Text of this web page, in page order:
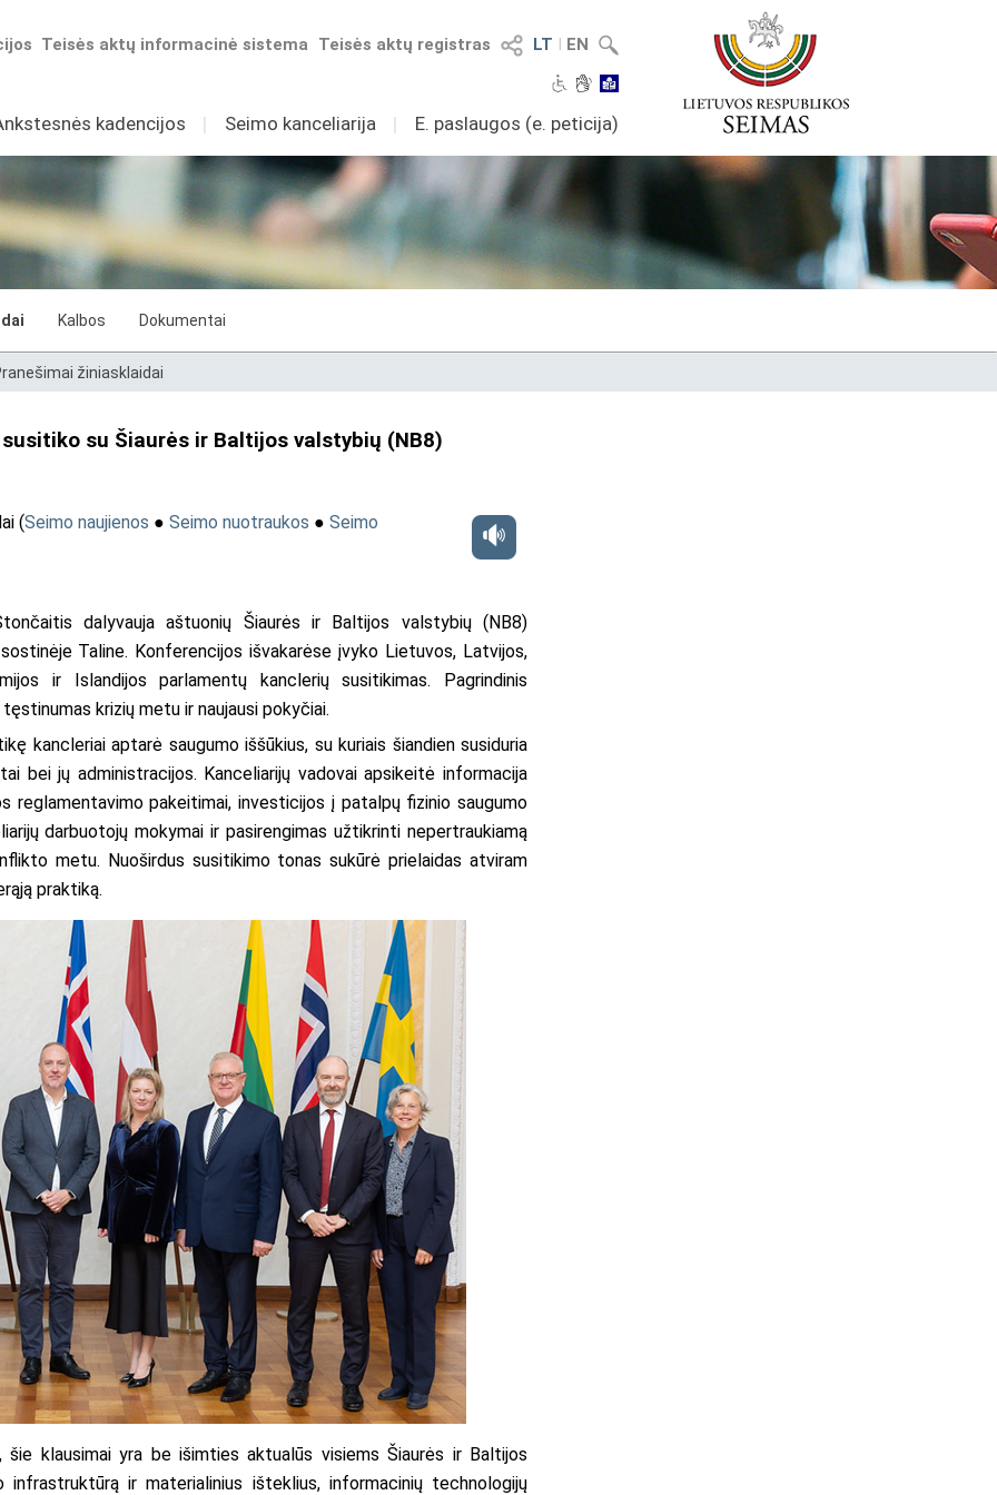
LT I EN
Teisės aktų registras
Teisės aktų informacinė sistema
kadencijos I Seimo kanceliarija I E. paslaugos (e. peticija)
Kalbos Dokumentai
žiniasklaidai
su Šiaurės ir Baltijos valstybių (NB8)
(Seimo naujienos ● Seimo nuotraukos ● Seimo
dalyvauja aštuonių Šiaurės ir Baltijos valstybių (NB8)
Taline. Konferencijos išvakarėse įvyko Lietuvos, Latvijos,
ir Islandijos parlamentų kanclerių susitikimas. Pagrindinis
krizių metu ir naujausi pokyčiai.
kancleriai aptarė saugumo iššūkius, su kuriais šiandien susiduria
bei jų administracijos. Kanceliarijų vadovai apsikeitė informacija
reglamentavimo pakeitimai, investicijos į patalpų fizinio saugumo
darbuotojų mokymai ir pasirengimas užtikrinti nepertraukiamą
metu. Nuoširdus susitikimo tonas sukūrė prielaidas atviram
praktiką.
šie klausimai yra be išimties aktualūs visiems Šiaurės ir Baltijos
infrastruktūrą ir materialinius išteklius, informacinių technologijų